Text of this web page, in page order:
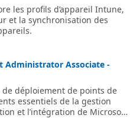
les profils d’appareil Intune,
et la synchronisation des
Administrator Associate -
déploiement de points de
essentiels de la gestion
et l’intégration de Microsoft